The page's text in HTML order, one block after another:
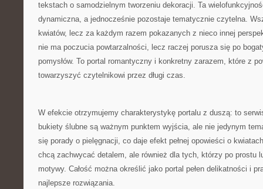
tekstach o samodzielnym tworzeniu dekoracji. Ta
dynamiczna, a jednocześnie pozostaje tematycznie czytelna.
kwiatów, lecz za każdym razem pokazanych z nieco innej
nie ma poczucia powtarzalności, lecz raczej porusza się po
pomysłów. To portal romantyczny i konkretny zarazem, które z
towarzyszyć czytelnikowi przez długi czas.
W efekcie otrzymujemy charakterystykę portalu z duszą: to
bukiety ślubne są ważnym punktem wyjścia, ale nie jedynym
się porady o pielęgnacji, co daje efekt pełnej opowieści o
chcą zachwycać detalem, ale również dla tych, którzy po prostu
motywy. Całość można określić jako portal pełen delikatności i
najlepsze rozwiązania.